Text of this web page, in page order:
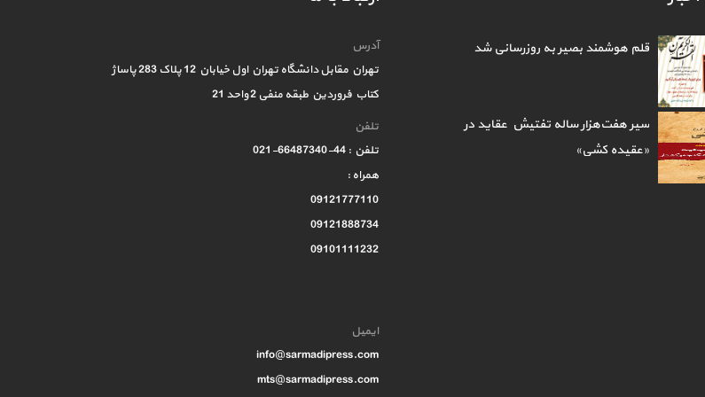
آدرس
تهران مقابل دانشگاه تهران اول خیابان 12 پلاک 283 پاساژ
کتاب فروردین طبقه منفی 2 واحد 21
تلفن
تلفن : 44-66487340-021
همراه :
09121777110
09121888734
09101111232
ایمیل
info@sarmadipress.com
mts@sarmadipress.com
قلم هوشمند بصیر به روزرسانی شد
سیر هفت‌هزار ساله تفتیش عقاید در
«عقیده کشی»